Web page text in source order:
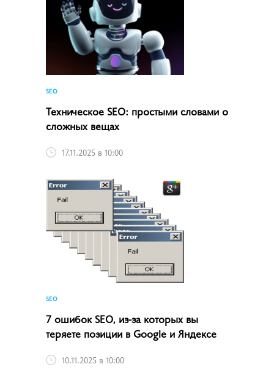
SEO
Техническое SEO: простыми словами о
сложных вещах
17.11.2025 в 10:00
SEO
7 ошибок SEO, из-за которых вы
теряете позиции в Google и Яндексе
10.11.2025 в 10:00